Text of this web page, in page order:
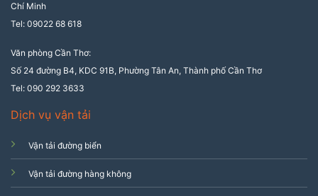
Chí Minh
Tel: 09022 68 618
Văn phòng Cần Thơ:
Số 24 đường B4, KDC 91B, Phường Tân An, Thành phố Cần Thơ
Tel: 090 292 3633
Dịch vụ vận tải
Vận tải đường biển
Vận tải đường hàng không